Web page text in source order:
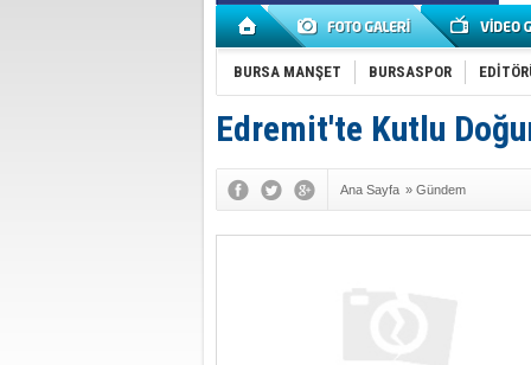
BURSA MANŞET BURSASPOR
Edremit'te Kutlu
Ana Sayfa » Gündem